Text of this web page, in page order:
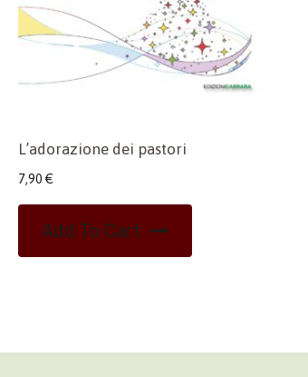
L’adorazione dei pastori
7,90 €
Add To Cart